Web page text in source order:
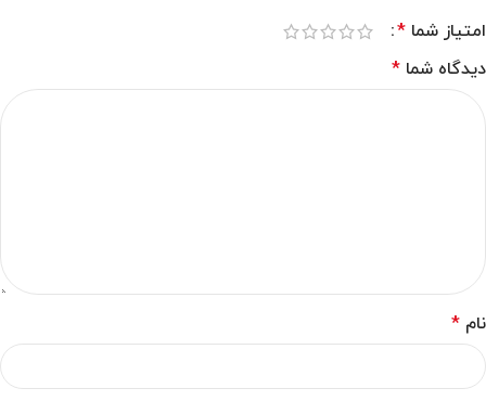
امتیاز شما *
دیدگاه شما *
نام *